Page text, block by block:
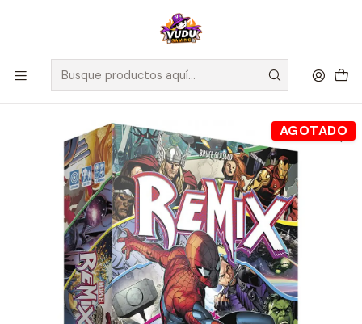
🚀 ¡Despachamos a todo Chile! Envío GRATIS a Regiones sobre
$100.000 y a RM sobre $35.000
Inicio Juegos de Mesa Competitivos
MARVEL: REMIX - Español
AGOTADO